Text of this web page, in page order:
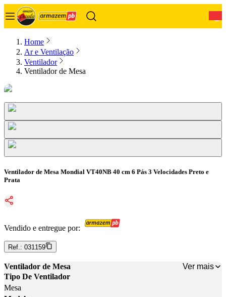
Home
Ar e Ventilação
Ventilador
Ventilador de Mesa
Ventilador de Mesa Mondial VT40NB 40 cm 6 Pás 3 Velocidades Preto e
Prata
Vendido e entregue por:
Ref.: 031159
Ventilador de Mesa
Ver mais
Tipo De Ventilador
Mesa